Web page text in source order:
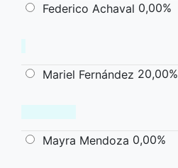
Federico Achaval 0,00%
Mariel Fernández 20,00%
Mayra Mendoza 0,00%